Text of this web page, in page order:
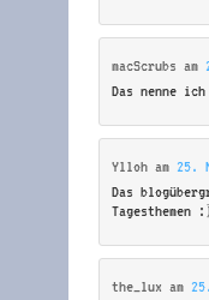
macScrubs am
Das nenne
Ylloh am 25.
Das
Tagesthemen :)
the_lux am